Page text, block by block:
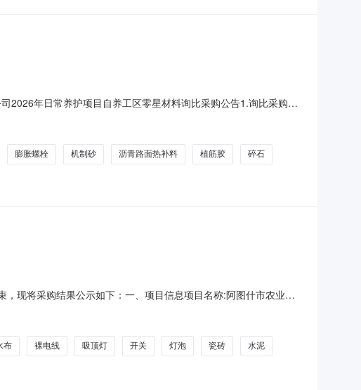
2026年日常养护项目自养工区零星材料询比采购公告1.询比采购条
”）对本项目组织询比采购。2.项目概况与询比采购范围2.1项目概
膨胀螺栓 机制砂 沥青路面热补料 植筋胶 碎石
现将采购结果公示如下：一、项目信息项目名称:阿图什市农业技
信息采购单位名称:阿图什市农业技术推广中心采购单位
布 裸电线 吸顶灯 开关 灯泡 瓷砖 水泥